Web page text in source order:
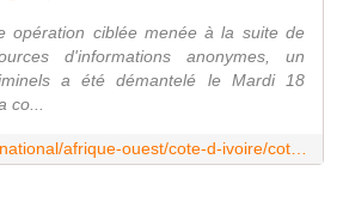
opération ciblée menée à la suite de
d'informations anonymes, un
a été démantelé le Mardi 18
co...